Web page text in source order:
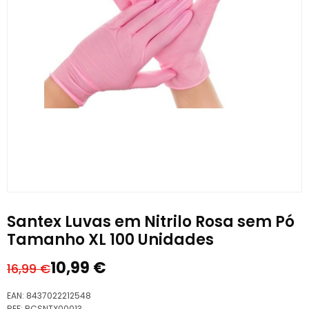
Santex Luvas em Nitrilo Rosa sem Pó
Tamanho XL 100 Unidades
16,99€
O
preço
10,99 €
O
preço
EAN: 8437022212548